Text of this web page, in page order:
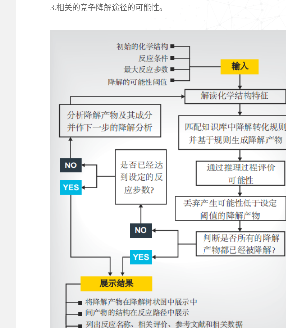
3.相关的竞争降解途径的可能性。